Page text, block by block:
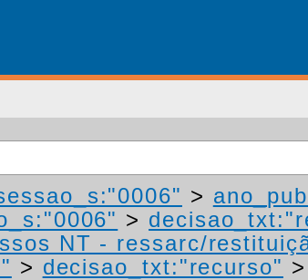
>
>
NT - ressarc/
> decisao_txt:"recurso" >